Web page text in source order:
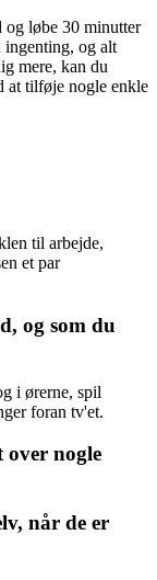
og løbe 30 minutter
ingenting, og alt
mere, kan du
at tilføje nogle enkle
til arbejde,
et par
og som du
i ørerne, spil
foran tv'et.
over nogle
når de er